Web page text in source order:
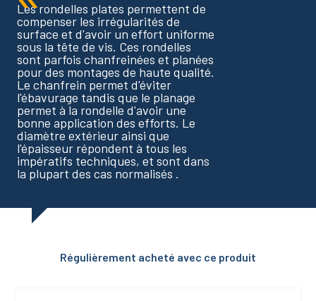
Les rondelles plates permettent de
compenser les irrégularités de
surface et d'avoir un effort uniforme
sous la tête de vis. Ces rondelles
sont parfois chanfreinées et planées
pour des montages de haute qualité.
Le chanfrein permet d'éviter
l'ébavurage tandis que le planage
permet à la rondelle d'avoir une
bonne application des efforts. Le
diamètre extérieur ainsi que
l'épaisseur répondent à tous les
impératifs techniques, et sont dans
la plupart des cas normalisés .
Régulièrement acheté avec ce produit